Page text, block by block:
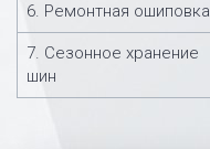
6. Ремонтная ошиповка
7. Сезонное хранение
шин